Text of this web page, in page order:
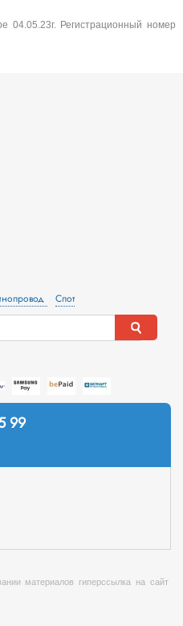
04.05.23г. Регистрационный номер
Спот
99
материалов гиперссылка на сайт